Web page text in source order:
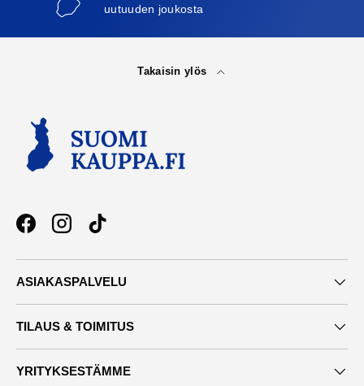
uutuuden joukosta
Takaisin ylös
FacebookInstagramTikTok
ASIAKASPALVELU
TILAUS & TOIMITUS
YRITYKSESTÄMME